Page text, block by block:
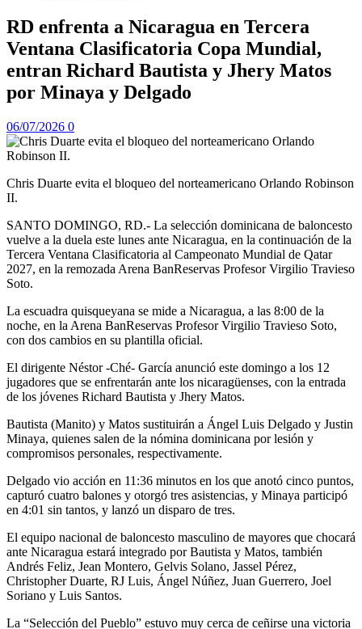
RD enfrenta a Nicaragua en Tercera
Ventana Clasificatoria Copa Mundial,
entran Richard Bautista y Jhery Matos
por Minaya y Delgado
06/07/2026 0
Chris Duarte evita el bloqueo del norteamericano Orlando Robinson
II.
SANTO DOMINGO, RD.- La selección dominicana de baloncesto
vuelve a la duela este lunes ante Nicaragua, en la continuación de la
Tercera Ventana Clasificatoria al Campeonato Mundial de Qatar
2027, en la remozada Arena BanReservas Profesor Virgilio Travieso
Soto.
La escuadra quisqueyana se mide a Nicaragua, a las 8:00 de la
noche, en la Arena BanReservas Profesor Virgilio Travieso Soto,
con dos cambios en su plantilla oficial.
El dirigente Néstor -Ché- García anunció este domingo a los 12
jugadores que se enfrentarán ante los nicaragüenses, con la entrada
de los jóvenes Richard Bautista y Jhery Matos.
Bautista (Manito) y Matos sustituirán a Ángel Luis Delgado y Justin
Minaya, quienes salen de la nómina dominicana por lesión y
compromisos personales, respectivamente.
Delgado vio acción en 11:36 minutos en los que anotó cinco puntos,
capturó cuatro balones y otorgó tres asistencias, y Minaya participó
en 4:01 sin tantos, y lanzó un disparo de tres.
El equipo nacional de baloncesto masculino de mayores que chocará
ante Nicaragua estará integrado por Bautista y Matos, también
Andrés Feliz, Jean Montero, Gelvis Solano, Jassel Pérez,
Christopher Duarte, RJ Luis, Ángel Núñez, Juan Guerrero, Joel
Soriano y Luis Santos.
La “Selección del Pueblo” estuvo muy cerca de ceñirse una victoria